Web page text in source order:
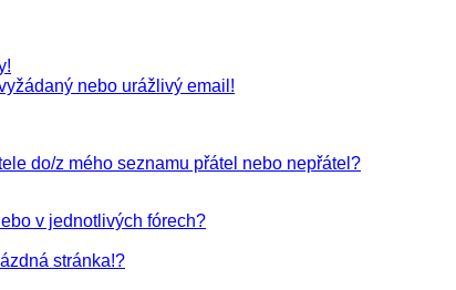
nebo urážlivý email!
do/z mého seznamu přátel nebo nepřátel?
v jednotlivých fórech?
stránka!?